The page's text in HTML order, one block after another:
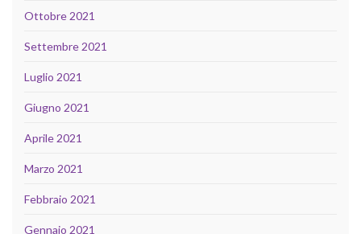
Ottobre 2021
Settembre 2021
Luglio 2021
Giugno 2021
Aprile 2021
Marzo 2021
Febbraio 2021
Gennaio 2021